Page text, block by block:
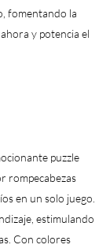
fomentando la
y potencia el
puzzle
rompecabezas
en un solo juego.
estimulando
Con colores